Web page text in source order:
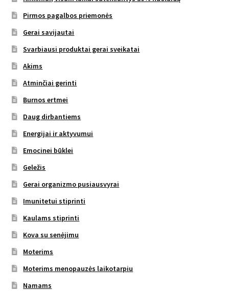
Pirmos pagalbos priemonės
Gerai savijautai
Svarbiausi produktai gerai sveikatai
Akims
Atminčiai gerinti
Burnos ertmei
Daug dirbantiems
Energijai ir aktyvumui
Emocinei būklei
Geležis
Gerai organizmo pusiausvyrai
Imunitetui stiprinti
Kaulams stiprinti
Kova su senėjimu
Moterims
Moterims menopauzės laikotarpiu
Namams